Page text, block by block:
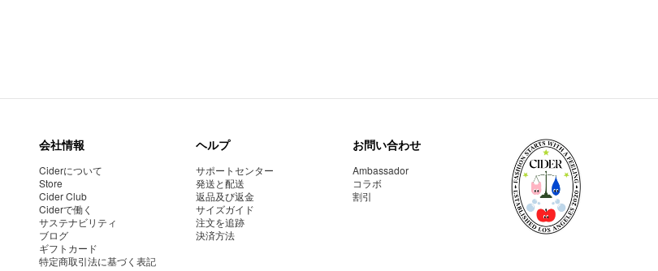
会社情報
Ciderについて
Store
Cider Club
Ciderで働く
サステナビリティ
ブログ
ギフトカード
特定商取引法に基づく表記
ヘルプ
サポートセンター
発送と配送
返品及び返金
サイズガイド
注文を追跡
決済方法
お問い合わせ
Ambassador
コラボ
割引